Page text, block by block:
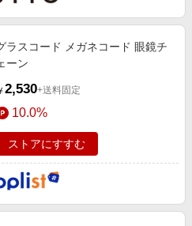
ラスコード メガネコード 眼鏡チ
ーン
2,530+送料固定
10.0%
ストアにすすむ